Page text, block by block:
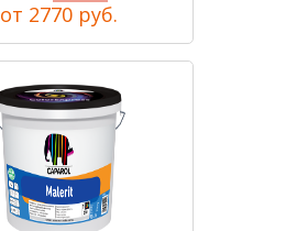
от 2770 руб.